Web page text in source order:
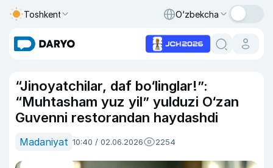
Toshkent O‘zbekcha
“Jinoyatchilar, daf bo‘linglar!”:
“Muhtasham yuz yil” yulduzi O‘zan
Guvenni restorandan haydashdi
Madaniyat 10:40 / 02.06.2026 2254